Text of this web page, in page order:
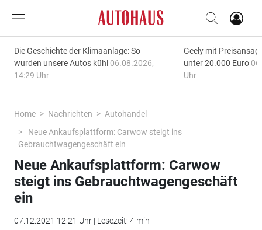
Die Geschichte der Klimaanlage: So
wurden unsere Autos kühl 06.08.2026,
14:29 Uhr
Geely mit
unter 20.000 Euro
Uhr
Home Nachrichten
Autohandel
Neue Ankaufsplattform: Carwow steigt ins
Gebrauchtwagengeschäft ein
Neue Ankaufsplattform: Carwow
steigt ins Gebrauchtwagengeschäft
ein
07.12.2021 12:21 Uhr | Lesezeit: 4 min